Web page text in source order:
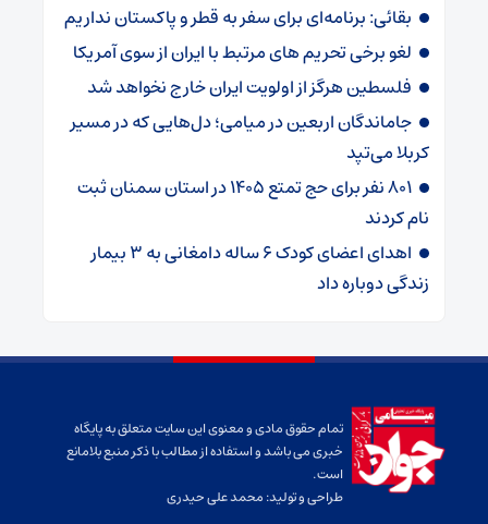
بقائی: برنامه‌ای برای سفر به قطر و پاکستان نداریم
لغو برخی تحریم های مرتبط با ایران از سوی آمریکا
فلسطین هرگز از اولویت ایران خارج نخواهد شد
جاماندگان اربعین در میامی؛ دل‌هایی که در مسیر
کربلا می‌تپد
۸۰۱ نفر برای حج تمتع ۱۴۰۵ در استان سمنان ثبت
نام کردند
اهدای اعضای کودک ۶ ساله دامغانی به ۳ بیمار
زندگی دوباره داد
تمام حقوق مادی و معنوی این سایت متعلق به پایگاه
خبری می باشد و استفاده از مطالب با ذکر منبع بلامانع
است.
طراحی و تولید:محمد علی حیدری